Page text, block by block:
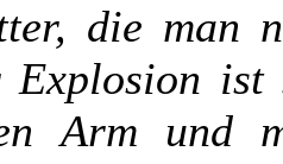
die man
ist
Arm und